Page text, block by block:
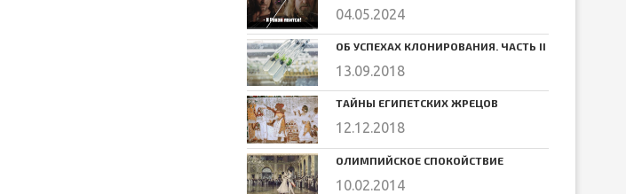
04.05.2024
ОБ УСПЕХАХ КЛОНИРОВАНИЯ. ЧАСТЬ II
13.09.2018
ТАЙНЫ ЕГИПЕТСКИХ ЖРЕЦОВ
12.12.2018
ОЛИМПИЙСКОЕ СПОКОЙСТВИЕ
10.02.2014